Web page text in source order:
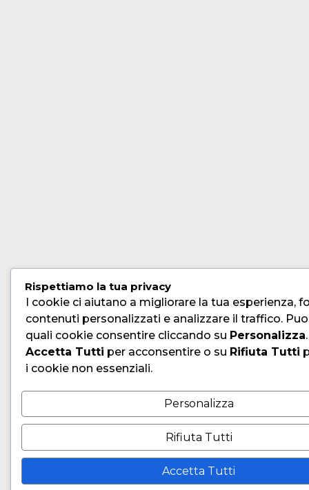
Rispettiamo la tua privacy
I cookie ci aiutano a migliorare la tua esperienza,
contenuti personalizzati e analizzare il traffico.
quali cookie consentire cliccando su Personalizza
Accetta Tutti per acconsentire o su Rifiuta Tutti
i cookie non essenziali.
Personalizza
Rifiuta Tutti
Accetta Tutti